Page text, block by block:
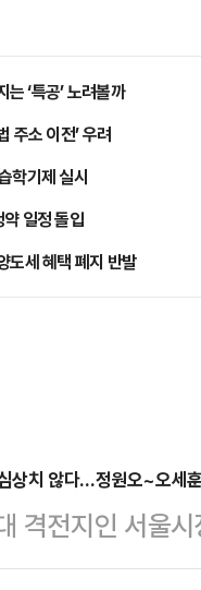
‘특공’ 노려볼까
소 이전’ 우려
학기제 실시
일정 돌입
도세 혜택 폐지 반발
상치 않다…정원오~오세
격전지인 서울
등에 업은 정원